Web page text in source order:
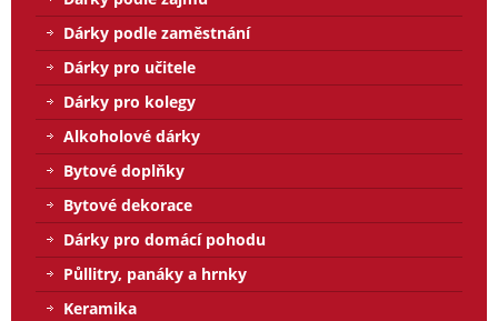
Dárky podle zaměstnání
Dárky pro učitele
Dárky pro kolegy
Alkoholové dárky
Bytové doplňky
Bytové dekorace
Dárky pro domácí pohodu
Půllitry, panáky a hrnky
Keramika